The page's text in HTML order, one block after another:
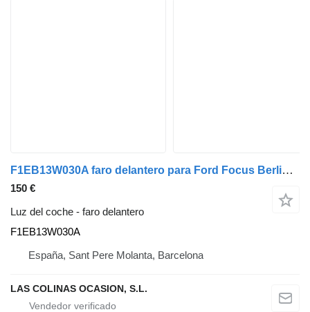
F1EB13W030A faro delantero para Ford Focus Berlina (CAK)(1998->) camión
150 €
Luz del coche - faro delantero
F1EB13W030A
España, Sant Pere Molanta, Barcelona
LAS COLINAS OCASION, S.L.